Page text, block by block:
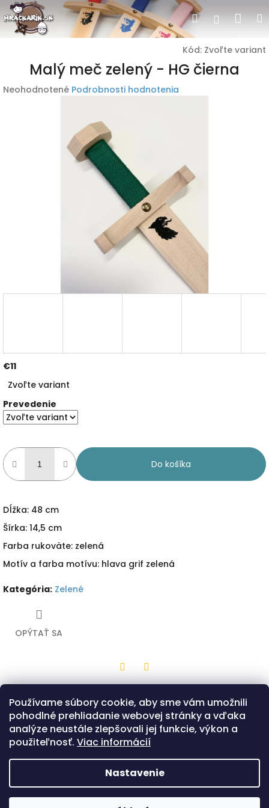
Používame súbory cookie, aby sme vám umožnili
pohodlné prehliadanie webovej stránky a vďaka
analýze neustále zlepšovali jej funkcie, výkon a
použiteľnosť. Viac informácií
Nastavenie
Prejsť
na
obsah
Hľadať
Kód: Zvoľte variant
Malý meč zelený - HG čierna
Priemerné
Neohodnotené Podrobnosti hodnotenia
€11
cena:
Zvoľte variant
Prevedenie
Do košíka
Dĺžka: 48 cm
Šírka: 14,5 cm
Farba rukoväte: zelená
Motív a farba motívu: hlava grif zelená
Kategória: Zelené
OPÝTAŤ SA
TwitterFacebook
Popis Diskusia
Drevený suvenír z bukového dreva v tvare malého meča s
červenou rukoväťou a motívom zelenej hlavy grifa.
Možnosť výberu z dvoch prevedení záštity - Slovan alebo